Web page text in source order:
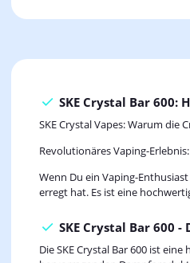
SKE Crystal Bar
SKE Crystal Vapes: Warum die
Revolutionäres Vaping-
Wenn Du ein Vaping-
erregt hat. Es ist eine
SKE Crystal Bar 600
Die SKE Crystal Bar 600 ist